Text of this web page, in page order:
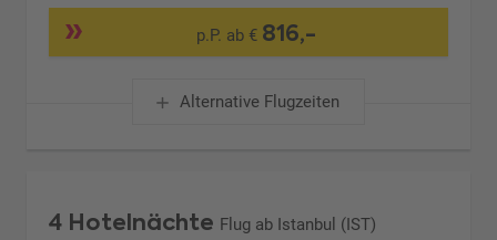
p.P. ab € 816,-
Alternative Flugzeiten
4 Hotelnächte Flug ab Istanbul (IST)